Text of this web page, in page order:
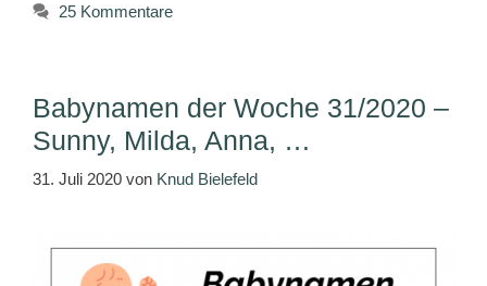
25 Kommentare
Babynamen der Woche 31/2020 –
Sunny, Milda, Anna, …
31. Juli 2020 von Knud Bielefeld